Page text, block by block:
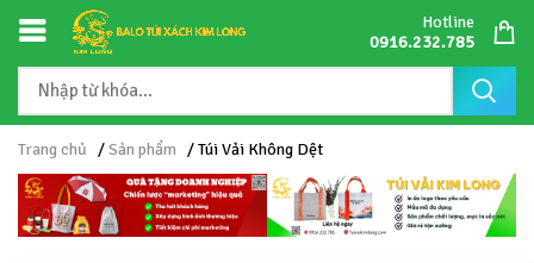
Hotline
0916.232.785
Trang chủ /Sản phẩm / Túi Vải Không Dệt